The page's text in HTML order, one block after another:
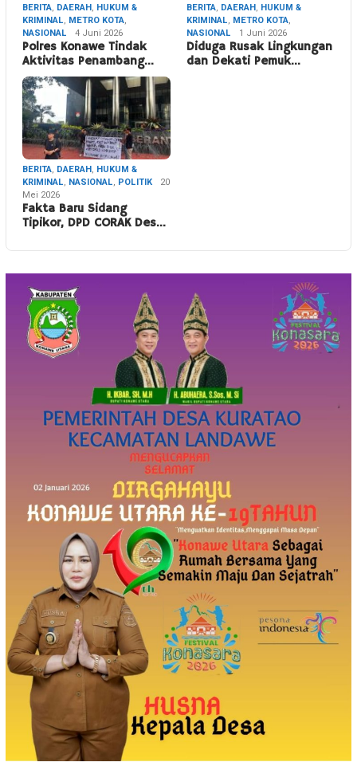
BERITA, DAERAH, HUKUM &
KRIMINAL, METRO KOTA,
NASIONAL
4 Juni 2026
Polres Konawe Tindak
Aktivitas Penambang…
BERITA, DAERAH, HUKUM &
KRIMINAL, METRO KOTA,
NASIONAL
1 Juni 2026
Diduga Rusak Lingkungan
dan Dekati Pemuk…
BERITA, DAERAH, HUKUM &
KRIMINAL, NASIONAL, POLITIK
20
Mei 2026
Fakta Baru Sidang
Tipikor, DPD CORAK Des…